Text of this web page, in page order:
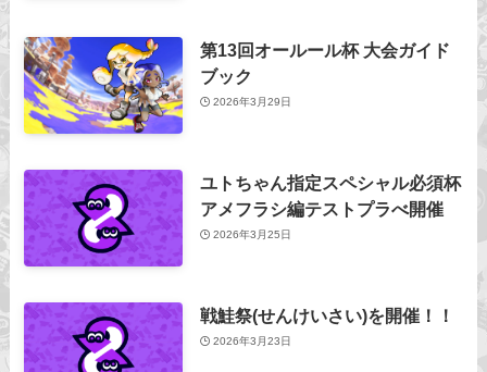
第13回オールール杯 大会ガイド
ブック
2026年3月29日
ユトちゃん指定スペシャル必須杯
アメフラシ編テストプラべ開催
2026年3月25日
戦鮭祭(せんけいさい)を開催！！
2026年3月23日